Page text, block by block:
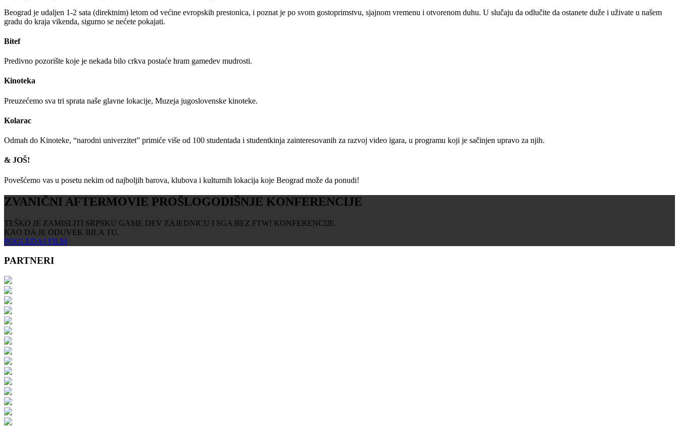
Beograd je udaljen 1-2 sata (direktnim) letom od većine evropskih prestonica, i poznat je po svom gostoprimstvu, sjajnom vremenu i otvorenom duhu. U slučaju da odlučite da ostanete duže i uživate u našem
gradu do kraja vikenda, sigurno se nećete pokajati.
Bitef
Predivno pozorište koje je nekada bilo crkva postaće hram gamedev mudrosti.
Kinoteka
Preuzećemo sva tri sprata naše glavne lokacije, Muzeja jugoslovenske kinoteke.
Kolarac
Odmah do Kinoteke, “narodni univerzitet” primiće više od 100 studentada i studentkinja zainteresovanih za razvoj video igara, u programu koji je sačinjen upravo za njih.
& JOŠ!
Povešćemo vas u posetu nekim od najboljih barova, klubova i kulturnih lokacija koje Beograd može da ponudi!
ZVANIČNI AFTERMOVIE PROŠLOGODIŠNJE KONFERENCIJE
TEŠKO JE ZAMISLITI SRPSKU GAME DEV ZAJEDNICU I SGA BEZ FTW! KONFERENCIJE.
KAO DA JE ODUVEK BILA TU.
POGLEDAJ FILM
PARTNERI